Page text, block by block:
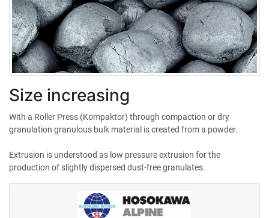
Size increasing
With a Roller Press (Kompaktor) through compaction or dry
granulation granulous bulk material is created from a powder.
Extrusion is understood as low pressure extrusion for the
production of slightly dispersed dust-free granulates.